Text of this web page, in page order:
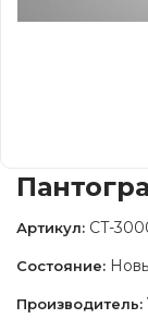
Артикул: CT-
Состояние:
Производитель: